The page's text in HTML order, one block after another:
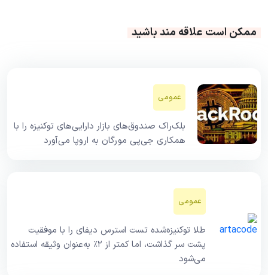
ممکن است علاقه مند باشید
عمومی
بلک‌راک صندوق‌های بازار دارایی‌های توکنیزه را با
همکاری جی‌پی مورگان به اروپا می‌آورد
عمومی
طلا توکنیزه‌شده تست استرس دیفای را با موفقیت
پشت سر گذاشت، اما کمتر از ۲٪ به‌عنوان وثیقه استفاده
می‌شود